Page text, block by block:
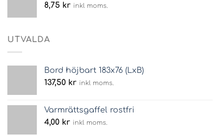
8,75 kr inkl moms.
UTVALDA
Bord höjbart 183x76 (LxB)
137,50 kr inkl moms.
Varmrättsgaffel rostfri
4,00 kr inkl moms.